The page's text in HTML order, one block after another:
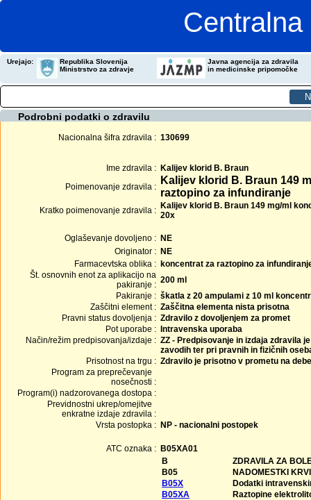
Urejajo:
Republika Slovenija
Ministrstvo za zdravje
Javna agencija za zdravila
in medicinske pripomočke
Podrobni podatki o zdravilu
Nacionalna šifra zdravila : 130699
Ime zdravila : Kalijev klorid B. Braun
Poimenovanje zdravila :
Kalijev klorid B. Braun 149
raztopino za infundiranje
Kratko poimenovanje zdravila : Kalijev klorid B. Braun 149 mg/ml
20x
Oglaševanje dovoljeno : NE
Originator : NE
Farmacevtska oblika : koncentrat za raztopino za
Št. osnovnih enot za aplikacijo na
pakiranje : 200 ml
Pakiranje : škatla z 20 ampulami z 10 ml
Zaščitni element : Zaščitna elementa nista prisotna
Pravni status dovoljenja : Zdravilo z dovoljenjem za promet
Pot uporabe :
Intravenska uporaba
Način/režim predpisovanja/izdaje : ZZ - Predpisovanje in izdaja zdravila
zavodih ter pri pravnih in fizičnih
Prisotnost na trgu : Zdravilo je prisotno v prometu na
Program za preprečevanje
nosečnosti :
Program(i) nadzorovanega dostopa :
Previdnostni ukrep/omejitve
enkratne izdaje zdravila :
Vrsta postopka : NP - nacionalni postopek
ATC oznaka : B05XA01
B
ZDRAVILA ZA
B05
NADOMESTKI
B05X
Dodatki
B05XA
Raztopine